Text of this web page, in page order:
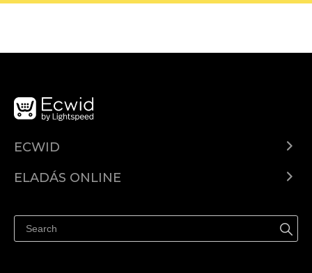
ECWID
Árkalkuláció
ELADÁS ONLINE
Eladás a Facebookon
Eladás Instagramon